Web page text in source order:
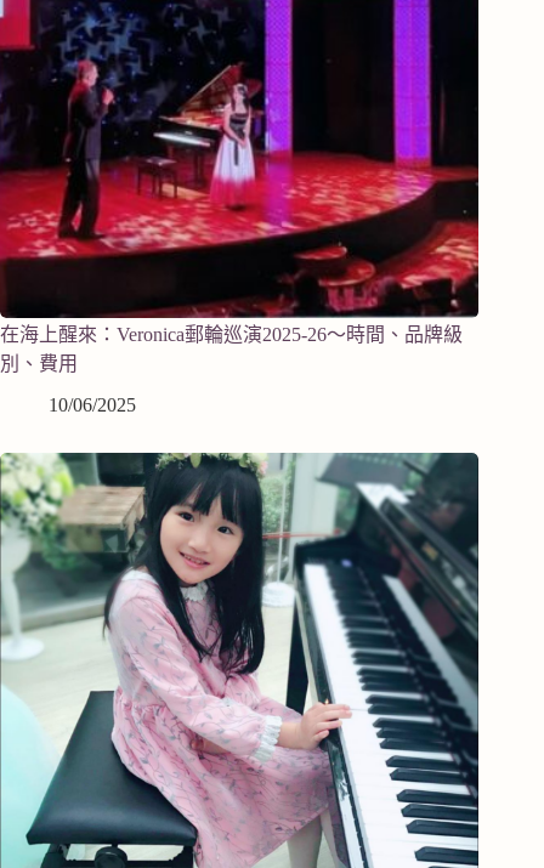
在海上醒來：Veronica郵輪巡演2025-26～時間、品牌級
別、費用
10/06/2025